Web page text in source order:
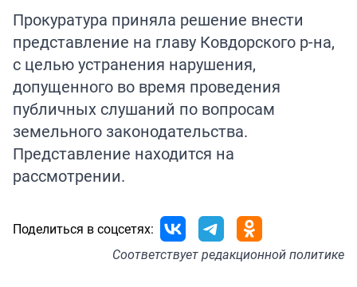
Прокуратура приняла решение внести
представление на главу Ковдорского р-на,
с целью устранения нарушения,
допущенного во время проведения
публичных слушаний по вопросам
земельного законодательства.
Представление находится на
рассмотрении.
Поделиться в соцсетях:
Соответствуетредакционной политике